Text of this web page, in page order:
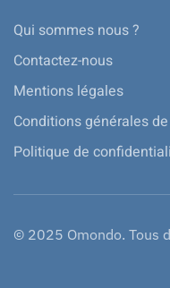
Qui sommes nous ?
Contactez-nous
Mentions légales
Conditions générales
Politique de
© 2025 Omondo. Tous